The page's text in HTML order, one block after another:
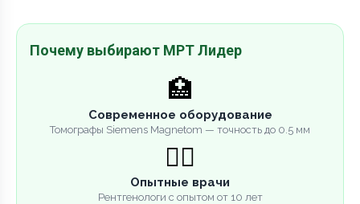
Почему выбирают МРТ Лидер
🏥
Современное оборудование
Томографы Siemens Magnetom — точность до 0.5 мм
👨‍⚕️
Опытные врачи
Рентгенологи с опытом от 10 лет